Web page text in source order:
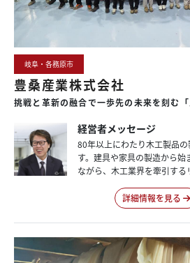
岐阜・各務原市
豊桑産業株式会社
挑戦と 革新の融合で一歩先の未来を刻む
経営者メッセージ
80年以上にわたり木工製品
す。建具や家具の製造から
ながら、木工業界を牽引する
詳細情報を見る